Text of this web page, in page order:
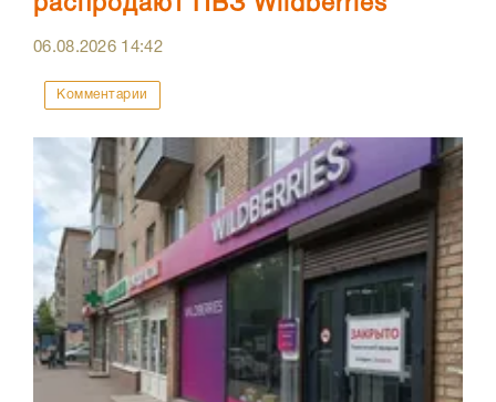
распродают ПВЗ Wildberries
06.08.2026 14:42
Комментарии